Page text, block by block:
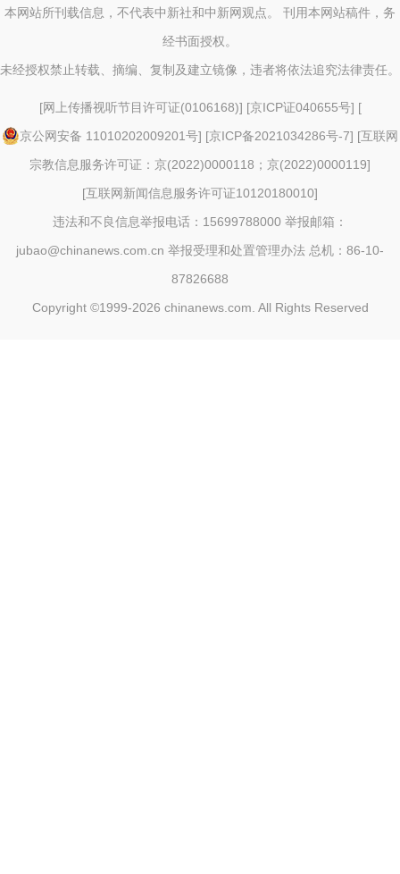
本网站所刊载信息，不代表中新社和中新网观点。 刊用本网站稿件，务
经书面授权。
未经授权禁止转载、摘编、复制及建立镜像，违者将依法追究法律责任。
[网上传播视听节目许可证(0106168)] [京ICP证040655号] [
京公网安备 11010202009201号] [京ICP备2021034286号-7] [互联网
宗教信息服务许可证：京(2022)0000118；京(2022)0000119]
[互联网新闻信息服务许可证10120180010]
违法和不良信息举报电话：15699788000 举报邮箱：
jubao@chinanews.com.cn 举报受理和处置管理办法 总机：86-10-
87826688
Copyright ©1999-2026 chinanews.com. All Rights Reserved